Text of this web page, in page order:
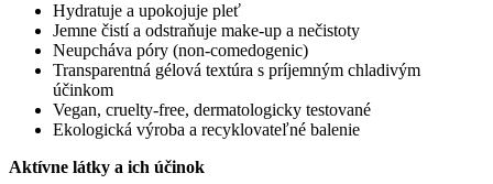
Hydratuje a upokojuje pleť
Jemne čistí a odstraňuje make-up a nečistoty
Neupcháva póry (non-comedogenic)
Transparentná gélová textúra s príjemným chladivým
účinkom
Vegan, cruelty-free, dermatologicky testované
Ekologická výroba a recyklovateľné balenie
Aktívne látky a ich účinok